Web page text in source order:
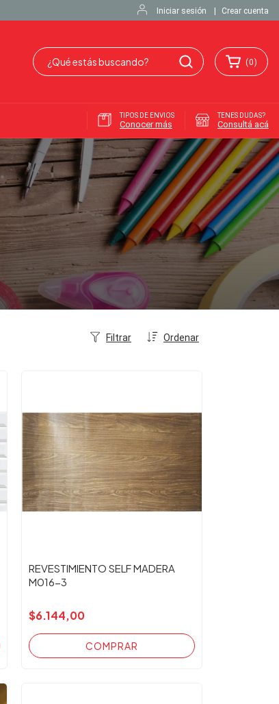
Iniciar sesión Crear cuenta
(0)
TIPOS DE ENVIOS
Conocer más
TENES DUDAS?
Consultá acá
Ordenar
Filtrar
REVESTIMIENTO SELF MADERA
M016-3
$6.144,00